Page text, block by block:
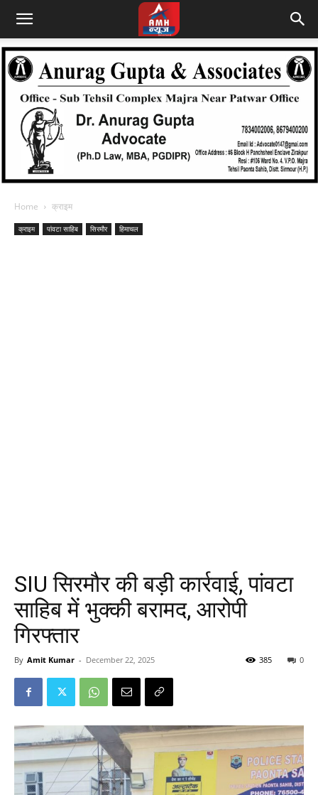
Home क्राइम
क्राइम पांवटा साहिब सिरमौर हिमाचल
SIU सिरमौर की बड़ी कार्रवाई, पांवटा
साहिब में भुक्की बरामद, आरोपी
गिरफ्तार
By Amit Kumar - December 22, 2025 0
385